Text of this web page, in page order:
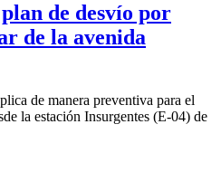
de desvío por
de la avenida
de manera preventiva para el
la estación Insurgentes (E-04) de